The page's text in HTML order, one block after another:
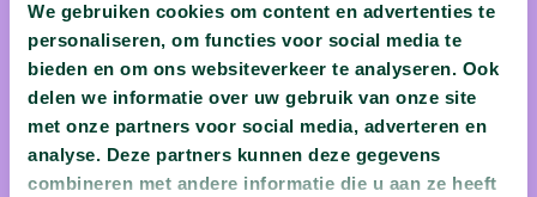
We gebruiken cookies om content en advertenties te
personaliseren, om functies voor social media te
bieden en om ons websiteverkeer te analyseren. Ook
delen we informatie over uw gebruik van onze site
met onze partners voor social media, adverteren en
analyse. Deze partners kunnen deze gegevens
combineren met andere informatie die u aan ze heeft
prof. dr. Bas Haring
Professor Bas Haring (1968) is filosoof en bekleedt de
leerstoel "publiek begrip van wetenschap" aan de
Universiteit Leiden. Met zijn humor en enthousiasme weet
hij wetenschap en filosofie voor iedereen toegankelijk te